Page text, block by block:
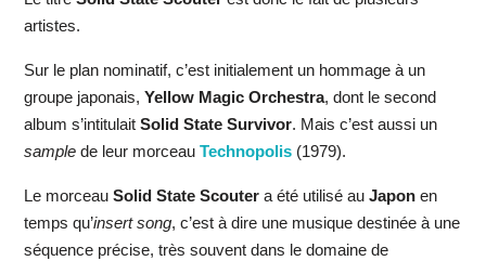
artistes.
Sur le plan nominatif, c’est initialement un hommage à un
groupe japonais, Yellow Magic Orchestra, dont le second
album s’intitulait Solid State Survivor. Mais c’est aussi un
samplede leur morceau Technopolis (1979).
Le morceau Solid State Scoutera été utilisé au Japonen
temps qu’insert song, c’est à dire une musique destinée à une
séquence précise, très souvent dans le domaine de